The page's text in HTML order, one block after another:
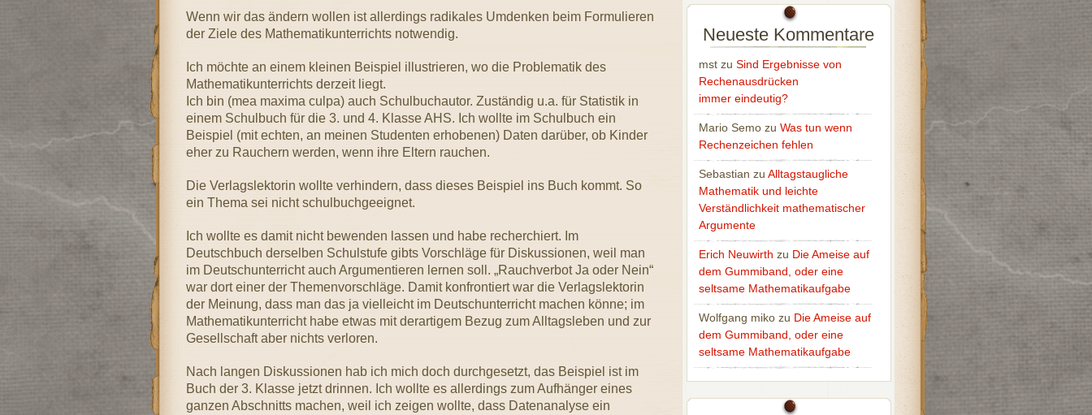
Wenn wir das ändern wollen ist allerdings radikales Umdenken beim Formulieren
der Ziele des Mathematikunterrichts notwendig.
Ich möchte an einem kleinen Beispiel illustrieren, wo die Problematik des
Mathematikunterrichts derzeit liegt.
Ich bin (mea maxima culpa) auch Schulbuchautor. Zuständig u.a. für Statistik in
einem Schulbuch für die 3. und 4. Klasse AHS. Ich wollte im Schulbuch ein
Beispiel (mit echten, an meinen Studenten erhobenen) Daten darüber, ob Kinder
eher zu Rauchern werden, wenn ihre Eltern rauchen.
Die Verlagslektorin wollte verhindern, dass dieses Beispiel ins Buch kommt. So
ein Thema sei nicht schulbuchgeeignet.
Ich wollte es damit nicht bewenden lassen und habe recherchiert. Im
Deutschbuch derselben Schulstufe gibts Vorschläge für Diskussionen, weil man
im Deutschunterricht auch Argumentieren lernen soll. „Rauchverbot Ja oder Nein“
war dort einer der Themenvorschläge. Damit konfrontiert war die Verlagslektorin
der Meinung, dass man das ja vielleicht im Deutschunterricht machen könne; im
Mathematikunterricht habe etwas mit derartigem Bezug zum Alltagsleben und zur
Gesellschaft aber nichts verloren.
Nach langen Diskussionen hab ich mich doch durchgesetzt, das Beispiel ist im
Buch der 3. Klasse jetzt drinnen. Ich wollte es allerdings zum Aufhänger eines
ganzen Abschnitts machen, weil ich zeigen wollte, dass Datenanalyse ein
Neueste Kommentare
mstzu Sind Ergebnisse von
Rechenausdrücken
immer eindeutig?
Mario Semozu Was tun wenn
Rechenzeichen fehlen
Sebastian zu Alltagstaugliche
Mathematik und leichte
Verständlichkeit mathematischer
Argumente
Erich Neuwirth zu Die Ameise auf
dem Gummiband, oder eine
seltsame Mathematikaufgabe
Wolfgang mikozu Die Ameise auf
dem Gummiband, oder eine
seltsame Mathematikaufgabe